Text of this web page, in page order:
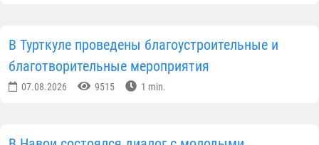
В Турткуле проведены благоустроительные и
благотворительные мероприятия
07.08.2026 9515 1 min.